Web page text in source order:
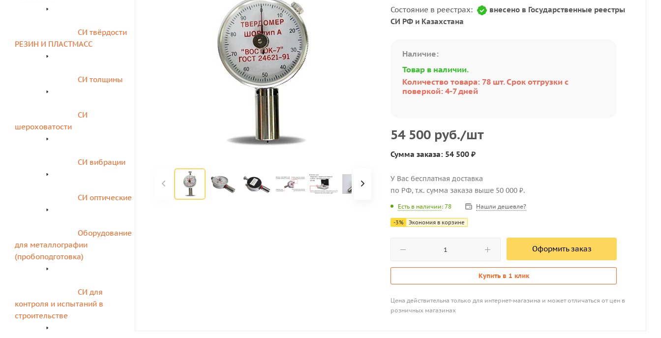
Состояние в реестрах:
внесено в Государственные реестры
СИ РФ и Казахстана
Наличие:
Товар в наличии.
Количество товара: 78 шт. Срок отгрузки с
поверкой: 4-7 дней
54 500 руб./шт
Сумма заказа: 54 500 ₽
У Вас бесплатная доставка
по РФ, т.к. сумма заказа выше 50 000 ₽.
Есть в наличии: 78 Нашли дешевле?
-3% Экономия в корзине
Оформить заказ
Купить в 1 клик
Цена действительна только для интернет-магазина и может отличаться от цен в
розничных магазинах
СИ твёрдости
РЕЗИН И ПЛАСТМАСС
СИ толщины
СИ
шероховатости
СИ вибрации
СИ оптические
Оборудование
для металлографии
(пробоподготовка)
СИ для
контроля и испытаний в
строительстве